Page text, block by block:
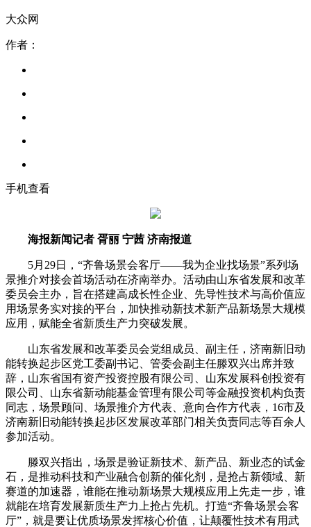
大众网
作者：
手机查看
海报新闻记者 胥丽 宁茜 济南报道
5月29日，“齐鲁场景会客厅——我为企业找场景”系列场
景推介对接会首场活动在济南举办。活动由山东省发展和改革
委员会主办，旨在搭建高成长性企业、先导性技术与高价值应
用场景务实对接的平台，加快推动新技术新产品新场景大规模
应用，赋能全省新质生产力突破发展。
山东省发展和改革委员会党组成员、副主任，济南新旧动
能转换起步区党工委副书记、管委会副主任滕双兴出席并致
辞，山东省国有资产投资控股有限公司、山东发展科创投资有
限公司、山东省新动能基金管理有限公司等金融投资机构负责
同志，场景顾问、场景推介方代表、意向合作方代表，16市及
济南新旧动能转换起步区发展改革部门相关负责同志等百余人
参加活动。
滕双兴指出，场景是验证新技术、新产品、新业态的试金
石，是推动科技和产业融合创新的催化剂，是抢占新领域、新
赛道的加速器，谁能在推动新场景大规模应用上先走一步，谁
就能在培育发展新质生产力上抢占先机。打造“齐鲁场景会客
厅”，就是要让优质场景发挥核心价值，让颠覆性技术有用武